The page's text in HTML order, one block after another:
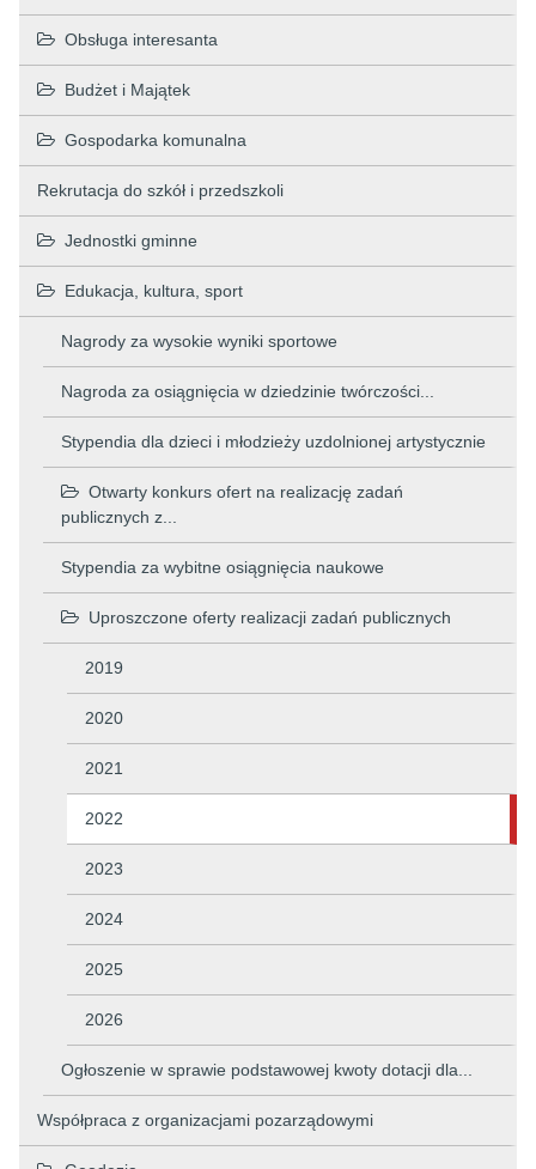
Obsługa interesanta
Budżet i Majątek
Gospodarka komunalna
Rekrutacja do szkół i przedszkoli
Jednostki gminne
Edukacja, kultura, sport
Nagrody za wysokie wyniki sportowe
Nagroda za osiągnięcia w dziedzinie twórczości...
Stypendia dla dzieci i młodzieży uzdolnionej artystycznie
Otwarty konkurs ofert na realizację zadań
publicznych z...
Stypendia za wybitne osiągnięcia naukowe
Uproszczone oferty realizacji zadań publicznych
2019
2020
2021
2022
2023
2024
2025
2026
Ogłoszenie w sprawie podstawowej kwoty dotacji dla...
Współpraca z organizacjami pozarządowymi